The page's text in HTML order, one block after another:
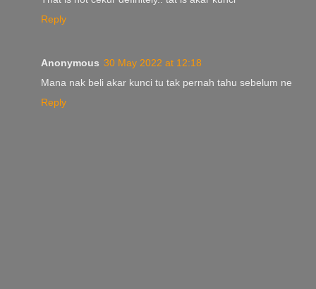
Reply
Anonymous 30 May 2022 at 12:18
Mana nak beli akar kunci tu tak pernah tahu sebelum ne
Reply